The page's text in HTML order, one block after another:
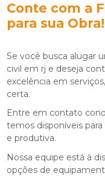
Conte com a
para sua Obra!
Se você busca alugar
civil em rj e deseja
excelência em
certa.
Entre em contato
temos disponíveis
e produtiva.
Nossa equipe está à
opções de